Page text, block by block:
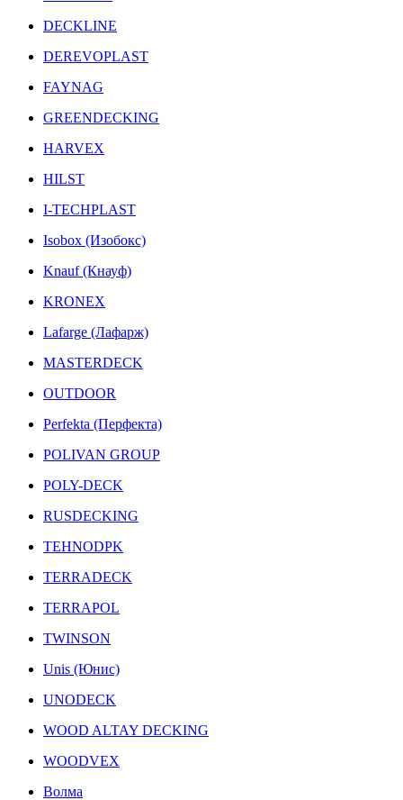
DECKLINE
DEREVOPLAST
FAYNAG
GREENDECKING
HARVEX
HILST
I-TECHPLAST
Isobox (Изобокс)
Knauf (Кнауф)
KRONEX
Lafarge (Лафарж)
MASTERDECK
OUTDOOR
Perfekta (Перфекта)
POLIVAN GROUP
POLY-DECK
RUSDECKING
TEHNODPK
TERRADECK
TERRAPOL
TWINSON
Unis (Юнис)
UNODECK
WOOD ALTAY DECKING
WOODVEX
Волма